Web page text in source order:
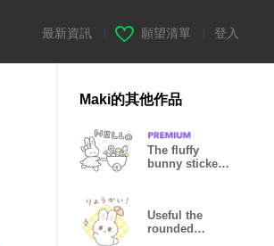
最新資訊 願望清單 登入
Maki的其他作品
The fluffy
bunny sticker
Useful the
rounded